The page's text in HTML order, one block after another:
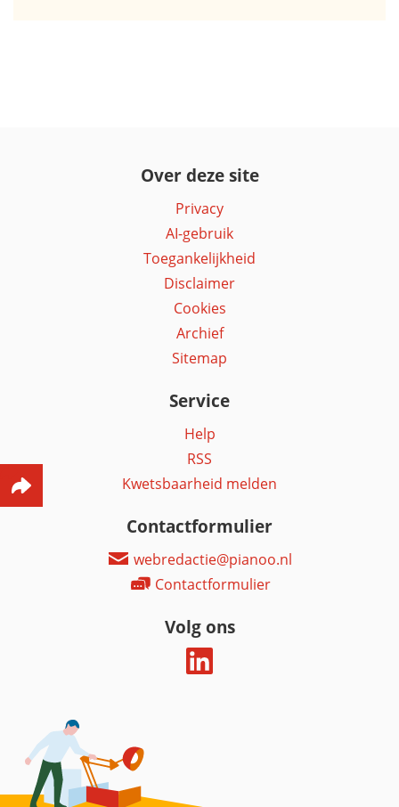
Over deze site
Privacy
AI-gebruik
Toegankelijkheid
Disclaimer
Cookies
Archief
Sitemap
Service
Help
RSS
Kwetsbaarheid melden
Contactformulier
webredactie@pianoo.nl
Contactformulier
Volg ons